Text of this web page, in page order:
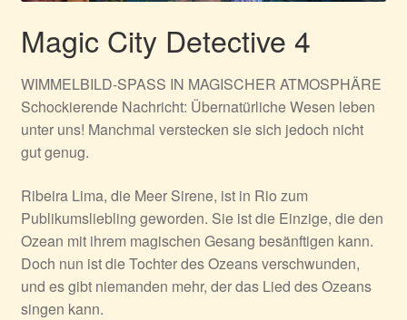
Magic City Detective 4
WIMMELBILD-SPASS IN MAGISCHER ATMOSPHÄRE
Schockierende Nachricht: Übernatürliche Wesen leben
unter uns! Manchmal verstecken sie sich jedoch nicht
gut genug.
Ribeira Lima, die Meer Sirene, ist in Rio zum
Publikumsliebling geworden. Sie ist die Einzige, die den
Ozean mit ihrem magischen Gesang besänftigen kann.
Doch nun ist die Tochter des Ozeans verschwunden,
und es gibt niemanden mehr, der das Lied des Ozeans
singen kann.